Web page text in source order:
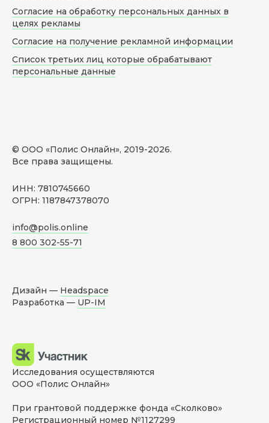
© ООО «Полис Онлайн», 2019-2026.
Все права защищены.
ИНН: 7810745660
ОГРН: 1187847378070
info@polis.online
8 800 302-55-71
Согласие на обработку персональных данных в
целях рекламы
Согласие на получение рекламной информации
Список третьих лиц которые обрабатывают
персональные данные
Дизайн — Headspace
Разработка — UP-IM
Исследования осуществляются
ООО «Полис Онлайн»
При грантовой поддержке фонда «Сколково»
Регистрационный номер №1127299